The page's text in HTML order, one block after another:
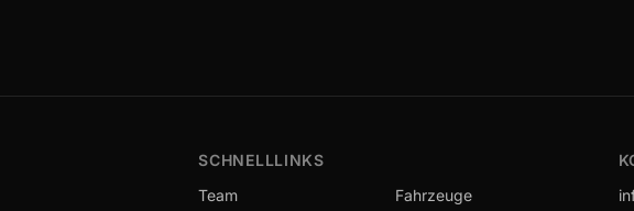
SCHNELLLINKS
Team
Fahrzeuge